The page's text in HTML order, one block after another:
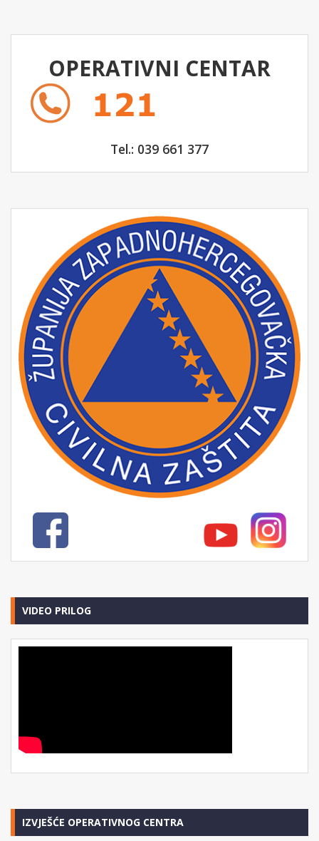
OPERATIVNI CENTAR
Tel.: 039 661 377
VIDEO PRILOG
IZVJEŠĆE OPERATIVNOG CENTRA